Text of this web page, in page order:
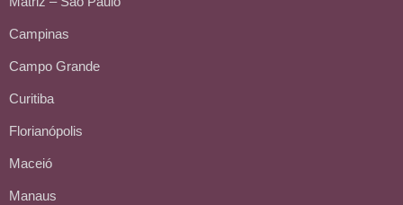
Campinas
Campo Grande
Curitiba
Florianópolis
Maceió
Manaus